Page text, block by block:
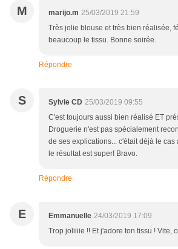
M marijo.m 25/03/2019 21:59
Très jolie blouse et très bien réalisée,
beaucoup le tissu. Bonne soirée.
Répondre
S Sylvie CD 25/03/2019 09:55
C'est toujours aussi bien réalisé ET
Droguerie n'est pas spécialement
de ses explications... c'était déjà le
le résultat est super! Bravo.
Répondre
E Emmanuelle 24/03/2019 17:09
Trop joliiiie !! Et j'adore ton tissu ! Vite,